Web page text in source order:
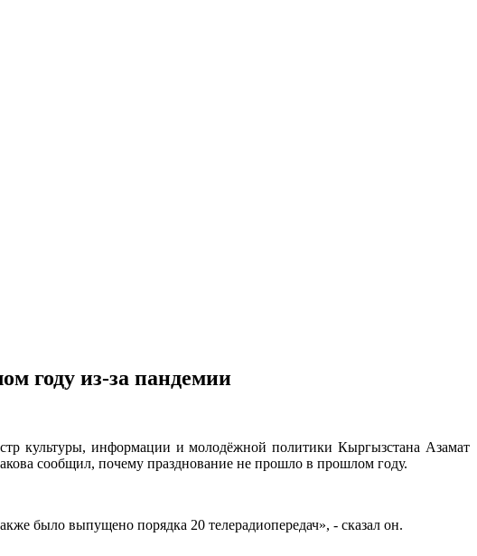
году из-за пандемии
культуры, информации и молодёжной политики Кыргызстана Азамат
сообщил, почему празднование не прошло в прошлом году.
было выпущено порядка 20 телерадиопередач», - сказал он.